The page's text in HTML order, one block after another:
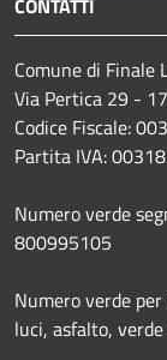
CONTATTI
Comune di Finale
Via Pertica 29 -
Codice Fiscale:
Partita IVA:
Numero verde
800995105
Numero verde
luci, asfalto,